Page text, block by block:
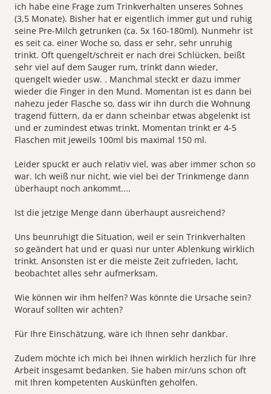
ich habe eine Frage zum Trinkverhalten unseres Sohnes
(3,5 Monate). Bisher hat er eigentlich immer gut und ruhig
seine Pre-Milch getrunken (ca. 5x 160-180ml). Nunmehr ist
es seit ca. einer Woche so, dass er sehr, sehr unruhig
trinkt. Oft quengelt/schreit er nach drei Schlücken, beißt
sehr viel auf dem Sauger rum, trinkt dann wieder,
quengelt wieder usw. . Manchmal steckt er dazu immer
wieder die Finger in den Mund. Momentan ist es dann bei
nahezu jeder Flasche so, dass wir ihn durch die Wohnung
tragend füttern, da er dann scheinbar etwas abgelenkt ist
und er zumindest etwas trinkt. Momentan trinkt er 4-5
Flaschen mit jeweils 100ml bis maximal 150 ml.
Leider spuckt er auch relativ viel, was aber immer schon so
war. Ich weiß nur nicht, wie viel bei der Trinkmenge dann
überhaupt noch ankommt....
Ist die jetzige Menge dann überhaupt ausreichend?
Uns beunruhigt die Situation, weil er sein Trinkverhalten
so geändert hat und er quasi nur unter Ablenkung wirklich
trinkt. Ansonsten ist er die meiste Zeit zufrieden, lacht,
beobachtet alles sehr aufmerksam.
Wie können wir ihm helfen? Was könnte die Ursache sein?
Worauf sollten wir achten?
Für Ihre Einschätzung, wäre ich Ihnen sehr dankbar.
Zudem möchte ich mich bei Ihnen wirklich herzlich für Ihre
Arbeit insgesamt bedanken. Sie haben mir/uns schon oft
mit Ihren kompetenten Auskünften geholfen.